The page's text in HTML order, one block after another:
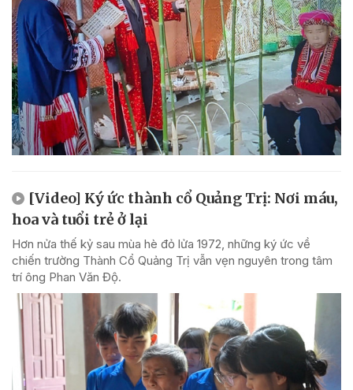
[Video] Ký ức thành cổ Quảng Trị: Nơi máu,
hoa và tuổi trẻ ở lại
Hơn nửa thế kỷ sau mùa hè đỏ lửa 1972, những ký ức về
chiến trường Thành Cổ Quảng Trị vẫn vẹn nguyên trong tâm
trí ông Phan Văn Độ.